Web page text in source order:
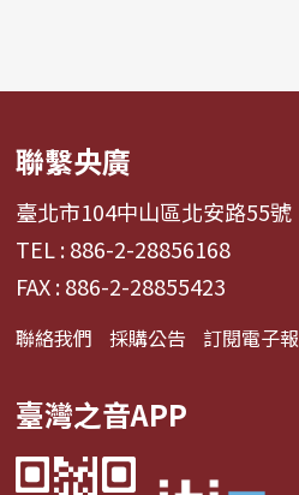
聯繫央廣
臺北市104中山區北安路55號
TEL : 886-2-28856168
FAX : 886-2-28855423
聯絡我們 採購公告 訂閱電子報
臺灣之音APP